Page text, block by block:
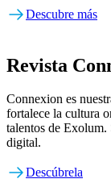
Descubre más
Revista
Connexion es
fortalece la cultura
talentos de
digital.
Descúbrela